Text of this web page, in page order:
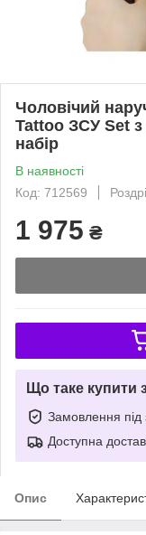
Чоловічий
Tattoo ЗСУ Set
набір
В наявності
Код: 712569
1 975 ₴
Що таке купити
Замовлення під
Доступна
Опис